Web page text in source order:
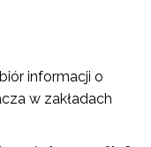
informacji o
w zakładach